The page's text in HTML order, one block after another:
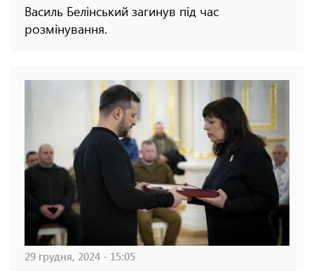
Василь Белінський загинув під час
розмінування.
29 грудня, 2024 - 15:05